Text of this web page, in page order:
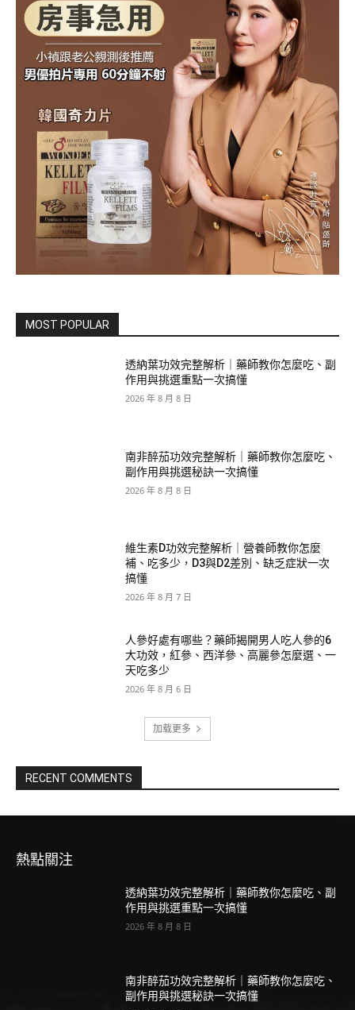
MOST POPULAR
透納葉功效完整解析｜藥師教你怎麼吃、副
作用與挑選重點一次搞懂
2026 年 8 月 8 日
南非醉茄功效完整解析｜藥師教你怎麼吃、
副作用與挑選秘訣一次搞懂
2026 年 8 月 8 日
維生素D功效完整解析｜營養師教你怎麼
補、吃多少，D3與D2差別、缺乏症狀一次
搞懂
2026 年 8 月 7 日
人參好處有哪些？藥師揭開男人吃人參的6
大功效，紅參、西洋參、高麗參怎麼選、一
天吃多少
2026 年 8 月 6 日
加载更多
RECENT COMMENTS
熱點關注
透納葉功效完整解析｜藥師教你怎麼吃、副
作用與挑選重點一次搞懂
2026 年 8 月 8 日
南非醉茄功效完整解析｜藥師教你怎麼吃、
副作用與挑選秘訣一次搞懂